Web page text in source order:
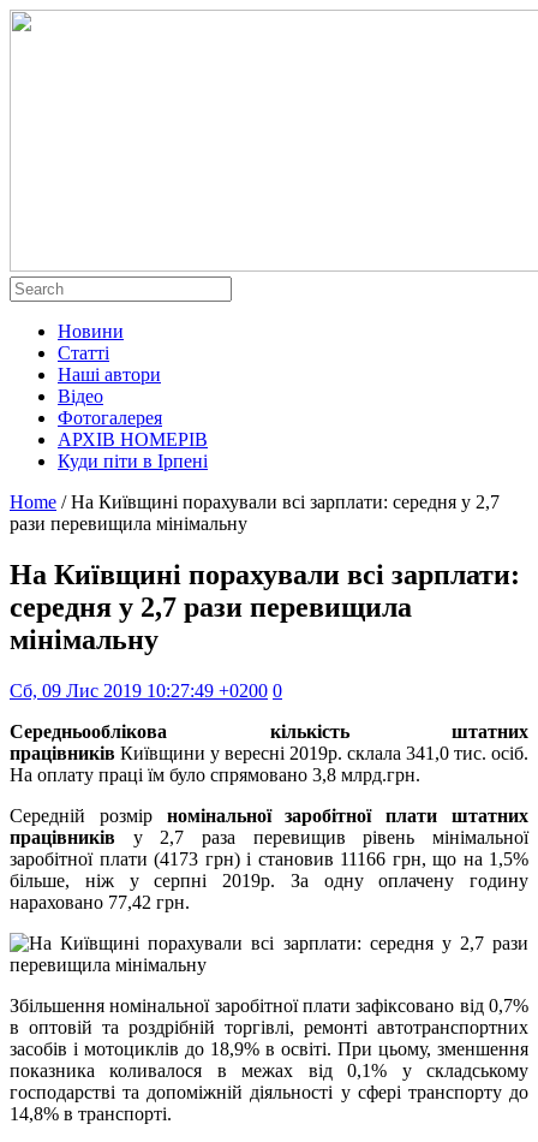
Новини
Статті
Наші автори
Відео
Фотогалерея
АРХІВ НОМЕРІВ
Куди піти в Ірпені
Home / На Київщині порахували всі зарплати: середня у 2,7
рази перевищила мінімальну
На Київщині порахували всі зарплати:
середня у 2,7 рази перевищила
мінімальну
Сб, 09 Лис 2019 10:27:49 +0200 0
Середньооблікова кількість штатних
працівників Київщини у вересні 2019р. склала 341,0 тис. осіб.
На оплату праці їм було спрямовано 3,8 млрд.грн.
Середній розмір номінальної заробітної плати штатних
працівників у 2,7 раза перевищив рівень мінімальної
заробітної плати (4173 грн) і становив 11166 грн, що на 1,5%
більше, ніж у серпні 2019р. За одну оплачену годину
нараховано 77,42 грн.
Збільшення номінальної заробітної плати зафіксовано від 0,7%
в оптовій та роздрібній торгівлі, ремонті автотранспортних
засобів і мотоциклів до 18,9% в освіті. При цьому, зменшення
показника коливалося в межах від 0,1% у складському
господарстві та допоміжній діяльності у сфері транспорту до
14,8% в транспорті.